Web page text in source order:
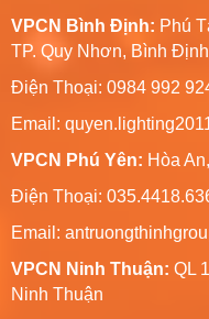
VPCN Bình Định: Phú
TP. Quy Nhơn, Bình Định
Điện Thoại: 0984 992
Email:
VPCN Phú Yên: Hòa
Điện Thoại:
Email:
VPCN Ninh Thuận: QL
Ninh Thuận